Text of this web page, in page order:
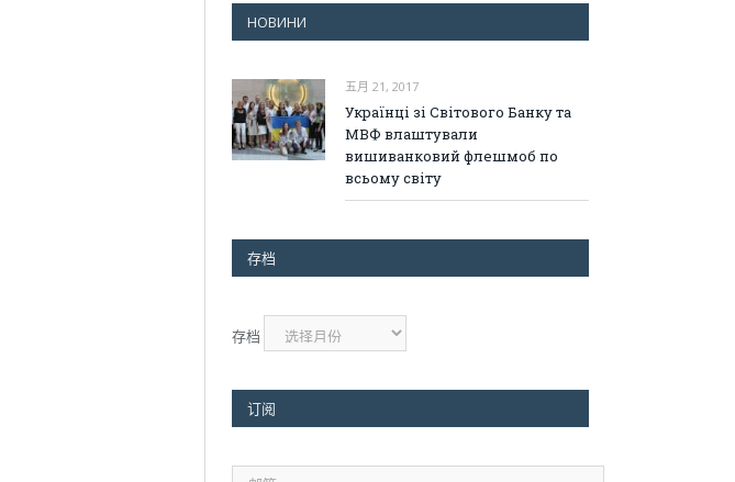
НОВИНИ
五月 21, 2017
Українці зі Світового Банку та
МВФ влаштували
вишиванковий флешмоб по
всьому світу
存档
存档
订阅